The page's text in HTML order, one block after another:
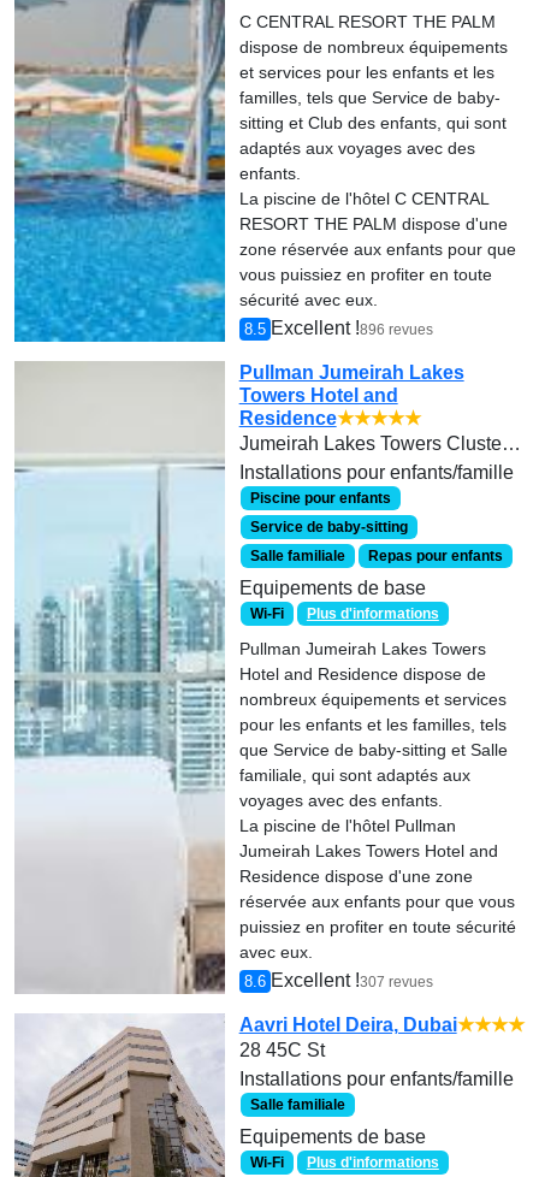
C CENTRAL RESORT THE PALM
dispose de nombreux équipements
et services pour les enfants et les
familles, tels que Service de baby-
sitting et Club des enfants, qui sont
adaptés aux voyages avec des
enfants.
La piscine de l'hôtel C CENTRAL
RESORT THE PALM dispose d'une
zone réservée aux enfants pour que
vous puissiez en profiter en toute
sécurité avec eux.
8.5 Excellent !896 revues
Pullman Jumeirah Lakes
Towers Hotel and
Residence★★★★★
Jumeirah Lakes Towers Cluster T, Adjacent to Damac Properties Metro station
Installations pour enfants/famille
Piscine pour enfants
Service de baby-sitting
Salle familiale
Repas pour enfants
Equipements de base
Wi-Fi Plus d'informations
Pullman Jumeirah Lakes Towers
Hotel and Residence dispose de
nombreux équipements et services
pour les enfants et les familles, tels
que Service de baby-sitting et Salle
familiale, qui sont adaptés aux
voyages avec des enfants.
La piscine de l'hôtel Pullman
Jumeirah Lakes Towers Hotel and
Residence dispose d'une zone
réservée aux enfants pour que vous
puissiez en profiter en toute sécurité
avec eux.
8.6 Excellent !307 revues
Aavri Hotel Deira, Dubai★★★★
28 45C St
Installations pour enfants/famille
Salle familiale
Equipements de base
Wi-Fi Plus d'informations